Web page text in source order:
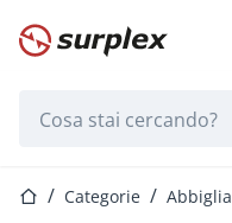
Home
Home Categorie